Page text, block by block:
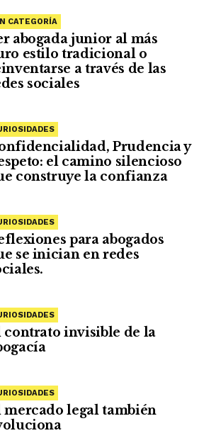
CATEGORÍA
abogada junior al más
estilo tradicional o
a través de las
sociales
Prudencia y
el camino silencioso
construye la confianza
para abogados
se inician en redes
contrato invisible de la
mercado legal también